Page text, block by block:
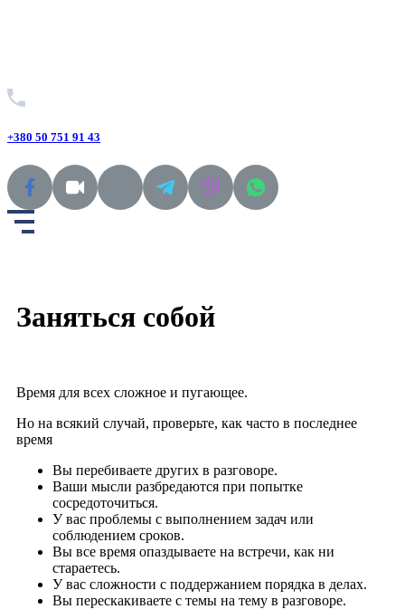
+380 50 751 91 43
Заняться собой
Время для всех сложное и пугающее.
Но на всякий случай, проверьте, как часто в последнее
время
Вы перебиваете других в разговоре.
Ваши мысли разбредаются при попытке
сосредоточиться.
У вас проблемы с выполнением задач или
соблюдением сроков.
Вы все время опаздываете на встречи, как ни
стараетесь.
У вас сложности с поддержанием порядка в делах.
Вы перескакиваете с темы на тему в разговоре.